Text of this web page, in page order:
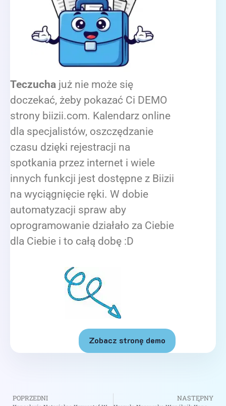
Teczucha już nie może się
doczekać, żeby pokazać Ci DEMO
strony biizii.com. Kalendarz online
dla specjalistów, oszczędzanie
czasu dzięki rejestracji na
spotkania przez internet i wiele
innych funkcji jest dostępne z Biizii
na wyciągnięcie ręki. W dobie
automatyzacji spraw aby
oprogramowanie działało za Ciebie
dla Ciebie i to całą dobę :D
Zobacz stronę demo
POPRZEDNI NASTĘPNY